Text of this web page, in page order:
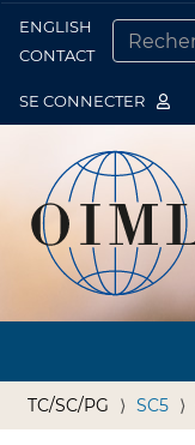
ENGLISH
CONTACT
SE CONNECTER
TC/SC/PG SC5